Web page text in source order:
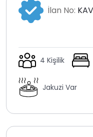
İlan No:
4 Kişilik
Jakuzi Var